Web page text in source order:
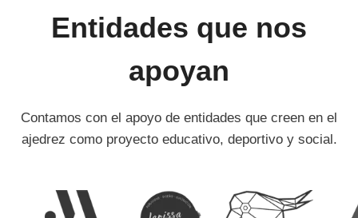
Entidades que nos
apoyan
Contamos con el apoyo de entidades que creen en el
ajedrez como proyecto educativo, deportivo y social.